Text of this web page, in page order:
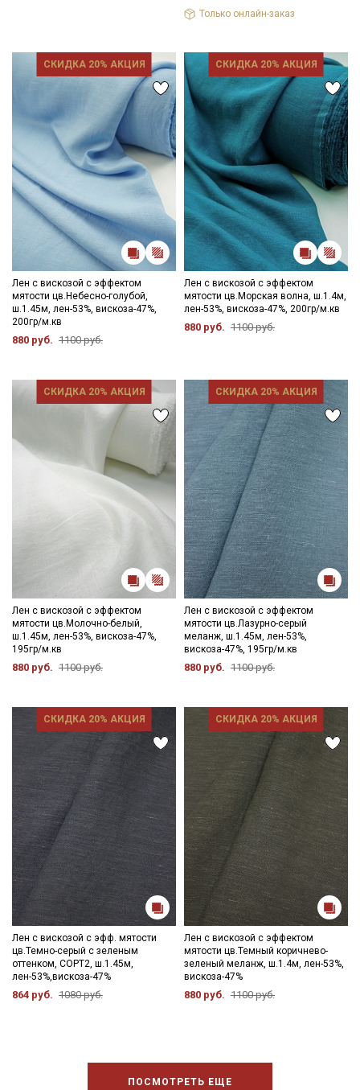
Только онлайн-заказ
СКИДКА 20% АКЦИЯ
Лен с вискозой с эффектом
мятости цв.Небесно-голубой,
ш.1.45м, лен-53%, вискоза-47%,
200гр/м.кв
880 руб. 1100 руб.
СКИДКА 20% АКЦИЯ
Лен с вискозой с эффектом
мятости цв.Морская волна, ш.1.4м,
лен-53%, вискоза-47%, 200гр/м.кв
880 руб. 1100 руб.
СКИДКА 20% АКЦИЯ
Лен с вискозой с эффектом
мятости цв.Молочно-белый,
ш.1.45м, лен-53%, вискоза-47%,
195гр/м.кв
880 руб. 1100 руб.
СКИДКА 20% АКЦИЯ
Лен с вискозой с эффектом
мятости цв.Лазурно-серый
меланж, ш.1.45м, лен-53%,
вискоза-47%, 195гр/м.кв
880 руб. 1100 руб.
СКИДКА 20% АКЦИЯ
Лен с вискозой с эфф. мятости
цв.Темно-серый с зеленым
оттенком, СОРТ2, ш.1.45м,
лен-53%,вискоза-47%
864 руб. 1080 руб.
СКИДКА 20% АКЦИЯ
Лен с вискозой с эффектом
мятости цв.Темный коричнево-
зеленый меланж, ш.1.4м, лен-53%,
вискоза-47%
880 руб. 1100 руб.
ПОСМОТРЕТЬ ЕЩЕ
Секретная рассылка от Купава
Мы публикуем здесь дополнительные
промокоды и скидки до 30% на узкие
категории тканей
Электронная почта
Ознакомлен(а) сПолитикой обработки персональных
данныхи даюСогласие на обработку персональных
Согласие на получение рекламных и
информационных рассылок